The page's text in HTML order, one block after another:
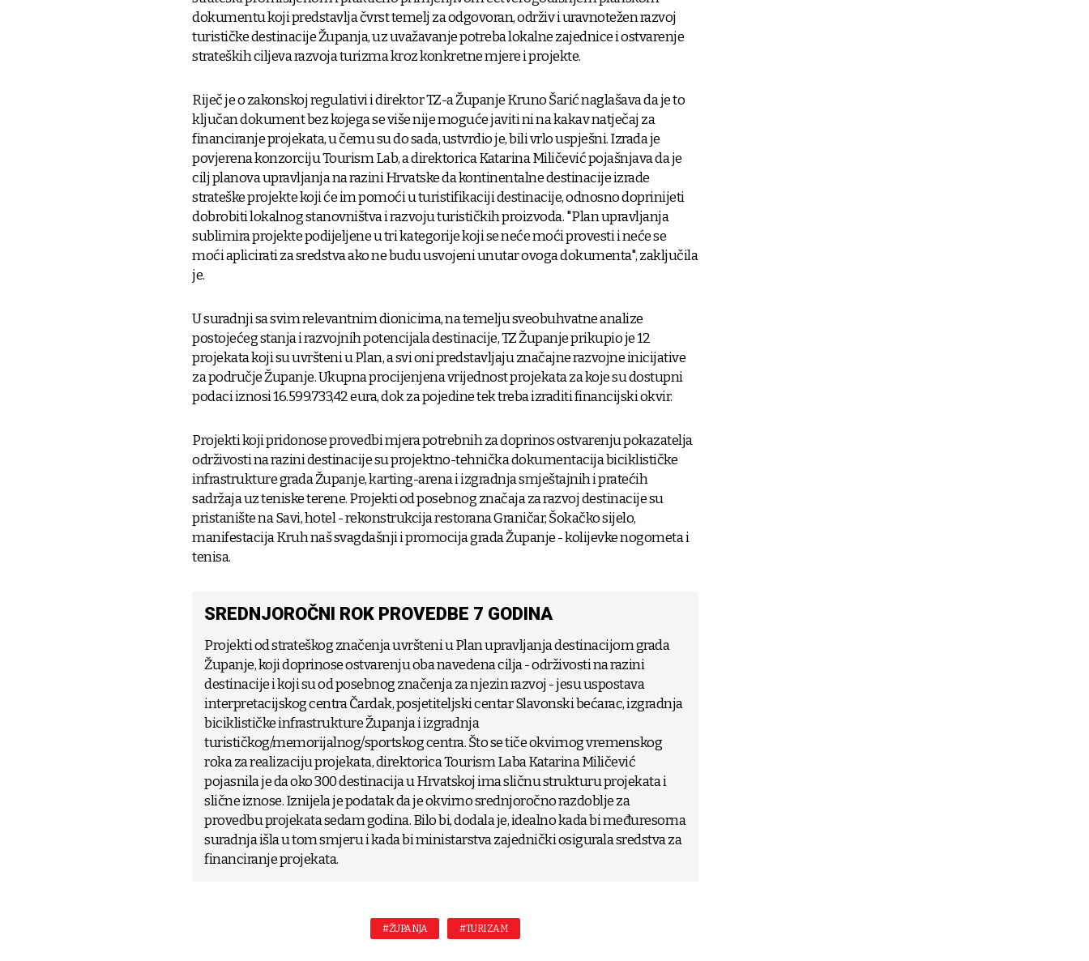
dokumentu koji predstavlja čvrst temelj za odgovoran, održiv i uravnotežen razvoj
turističke destinacije Županja, uz uvažavanje potreba lokalne zajednice i ostvarenje
strateških ciljeva razvoja turizma kroz konkretne mjere i projekte.
Riječ je o zakonskoj regulativi i direktor TZ-a Županje Kruno Šarić naglašava da je to
ključan dokument bez kojega se više nije moguće javiti ni na kakav natječaj za
financiranje projekata, u čemu su do sada, ustvrdio je, bili vrlo uspješni. Izrada je
povjerena konzorciju Tourism Lab, a direktorica Katarina Miličević pojašnjava da je
cilj planova upravljanja na razini Hrvatske da kontinentalne destinacije izrade
strateške projekte koji će im pomoći u turistifikaciji destinacije, odnosno doprinijeti
dobrobiti lokalnog stanovništva i razvoju turističkih proizvoda. "Plan upravljanja
sublimira projekte podijeljene u tri kategorije koji se neće moći provesti i neće se
moći aplicirati za sredstva ako ne budu usvojeni unutar ovoga dokumenta", zaključila
je.
U suradnji sa svim relevantnim dionicima, na temelju sveobuhvatne analize
postojećeg stanja i razvojnih potencijala destinacije, TZ Županje prikupio je 12
projekata koji su uvršteni u Plan, a svi oni predstavljaju značajne razvojne inicijative
za područje Županje. Ukupna procijenjena vrijednost projekata za koje su dostupni
podaci iznosi 16.599.733,42 eura, dok za pojedine tek treba izraditi financijski okvir.
Projekti koji pridonose provedbi mjera potrebnih za doprinos ostvarenju pokazatelja
održivosti na razini destinacije su projektno-tehnička dokumentacija biciklističke
infrastrukture grada Županje, karting-arena i izgradnja smještajnih i pratećih
sadržaja uz teniske terene. Projekti od posebnog značaja za razvoj destinacije su
pristanište na Savi, hotel - rekonstrukcija restorana Graničar, Šokačko sijelo,
manifestacija Kruh naš svagdašnji i promocija grada Županje - kolijevke nogometa i
tenisa.
SREDNJOROČNI ROK PROVEDBE 7 GODINA
Projekti od strateškog značenja uvršteni u Plan upravljanja destinacijom grada
Županje, koji doprinose ostvarenju oba navedena cilja - održivosti na razini
destinacije i koji su od posebnog značenja za njezin razvoj - jesu uspostava
interpretacijskog centra Čardak, posjetiteljski centar Slavonski bećarac, izgradnja
biciklističke infrastrukture Županja i izgradnja
turističkog/memorijalnog/sportskog centra. Što se tiče okvirnog vremenskog
roka za realizaciju projekata, direktorica Tourism Laba Katarina Miličević
pojasnila je da oko 300 destinacija u Hrvatskoj ima sličnu strukturu projekata i
slične iznose. Iznijela je podatak da je okvirno srednjoročno razdoblje za
provedbu projekata sedam godina. Bilo bi, dodala je, idealno kada bi međuresorna
suradnja išla u tom smjeru i kada bi ministarstva zajednički osigurala sredstva za
financiranje projekata.
#ŽUPANJA #TURIZAM